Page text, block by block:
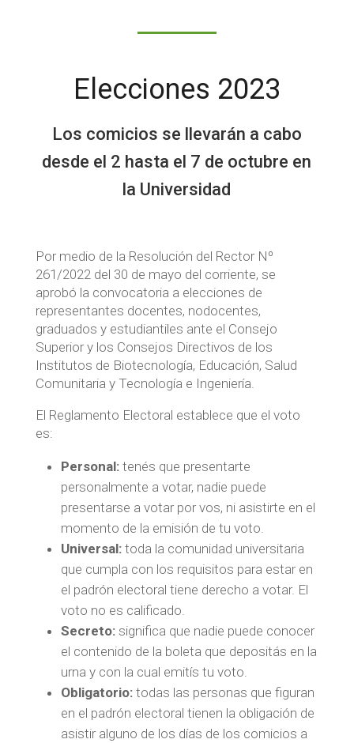
Elecciones 2023
Los comicios se llevarán a cabo
desde el 2 hasta el 7 de octubre en
la Universidad
Por medio de la Resolución del Rector Nº
261/2022 del 30 de mayo del corriente, se
aprobó la convocatoria a elecciones de
representantes docentes, nodocentes,
graduados y estudiantiles ante el Consejo
Superior y los Consejos Directivos de los
Institutos de Biotecnología, Educación, Salud
Comunitaria y Tecnología e Ingeniería.
El Reglamento Electoral establece que el voto
es:
Personal:tenés que presentarte
personalmente a votar, nadie puede
presentarse a votar por vos, ni asistirte en el
momento de la emisión de tu voto.
Universal:toda la comunidad universitaria
que cumpla con los requisitos para estar en
el padrón electoral tiene derecho a votar. El
voto no es calificado.
Secreto:significa que nadie puede conocer
el contenido de la boleta que depositás en la
urna y con la cual emitís tu voto.
Obligatorio:todas las personas que figuran
en el padrón electoral tienen la obligación de
asistir alguno de los días de los comicios a